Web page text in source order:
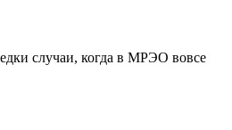
случаи, когда в МРЭО вовсе